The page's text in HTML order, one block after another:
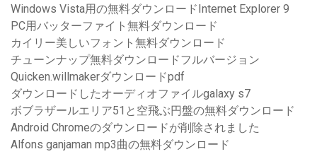
Windows Vista用の無料ダウンロードInternet Explorer 9
PC用バッターファイト無料ダウンロード
カイリー美しいフォント無料ダウンロード
チューンナップ無料ダウンロードフルバージョン
Quicken.willmakerダウンロードpdf
ダウンロードしたオーディオファイルgalaxy s7
ボブラザールエリア51と空飛ぶ円盤の無料ダウンロード
Android Chromeのダウンロードが削除されました
Alfons ganjaman mp3曲の無料ダウンロード